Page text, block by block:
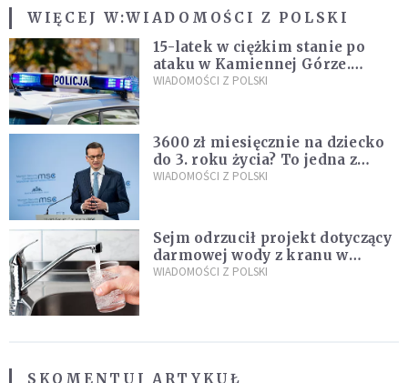
WIĘCEJ W:WIADOMOŚCI Z POLSKI
15-latek w ciężkim stanie po
ataku w Kamiennej Górze.
Policja zatrzymała dwóch
WIADOMOŚCI Z POLSKI
3600 zł miesięcznie na dziecko
do 3. roku życia? To jedna z
propozycji programu "Rozwój
WIADOMOŚCI Z POLSKI
Sejm odrzucił projekt dotyczący
darmowej wody z kranu w
restauracjach
WIADOMOŚCI Z POLSKI
SKOMENTUJ ARTYKUŁ